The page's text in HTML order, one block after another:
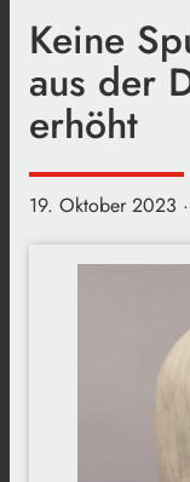
Keine
aus der
erhöht
19. Oktober 2023